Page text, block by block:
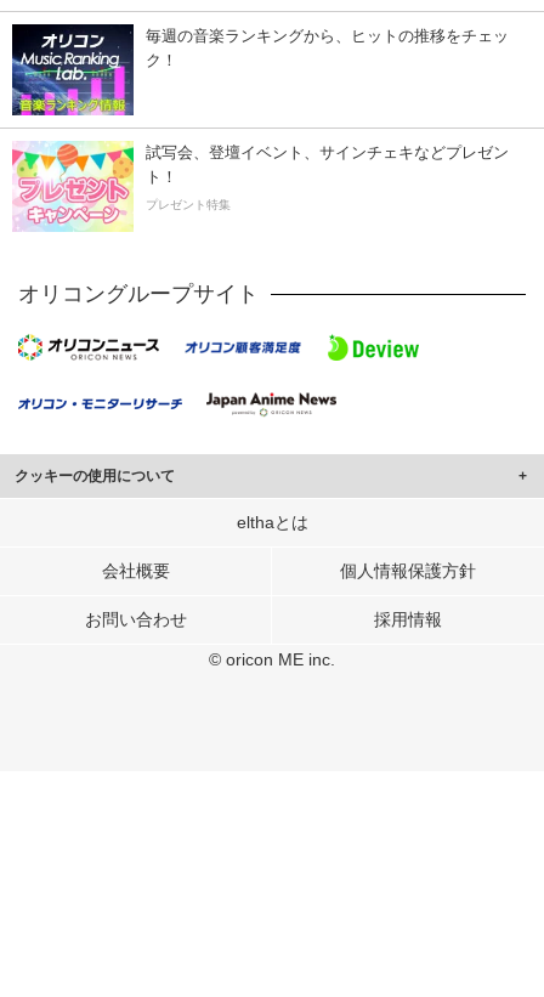
毎週の音楽ランキングから、ヒットの推移をチェッ
ク！
試写会、登壇イベント、サインチェキなどプレゼン
ト！
プレゼント特集
オリコングループサイト
クッキーの使用について
このサイトでは Cookie を使用して、ユーザーに合わせたコンテンツや広告の
行っています。
メディアや広告配信、データ解析の各パートナーに提供しています。
elthaとは
会社概要 個人情報保護方針
お問い合わせ 採用情報
© oricon ME inc.